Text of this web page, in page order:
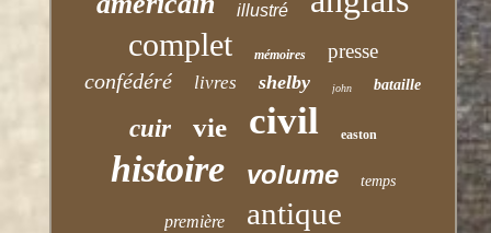
illustré
complet mémoires presse
confédéré livres shelby john bataille
cuir vie civil easton
histoire volume temps
première antique